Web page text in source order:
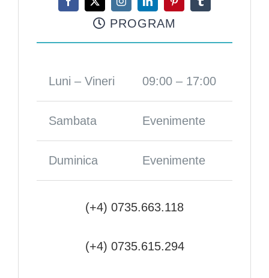
PROGRAM
Luni – Vineri 09:00 – 17:00
Sambata Evenimente
Duminica Evenimente
(+4) 0735.663.118
(+4) 0735.615.294